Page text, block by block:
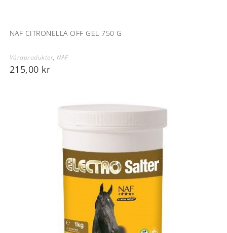
NAF CITRONELLA OFF GEL 750 G
Vårdprodukter,NAF
215,00 kr